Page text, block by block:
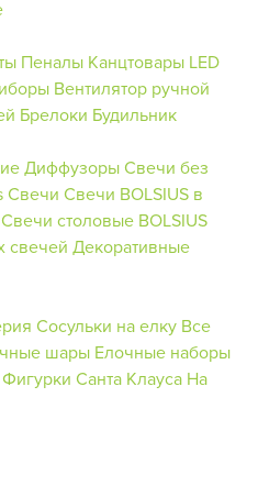
Пеналы Канцтовары LED
Вентилятор ручной
Брелоки Будильник
ДиффузорыСвечи без
Свечи Свечи BOLSIUS в
Свечи столовые BOLSIUS
свечей Декоративные
Сосульки на елку Все
шары Елочные наборы
Фигурки Санта Клауса На